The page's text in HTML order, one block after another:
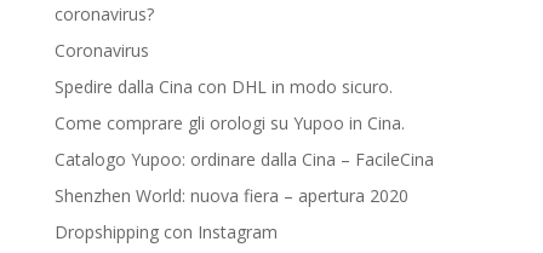
coronavirus?
Coronavirus
Spedire dalla Cina con DHL in modo sicuro.
Come comprare gli orologi su Yupoo in Cina.
Catalogo Yupoo: ordinare dalla Cina – FacileCina
Shenzhen World: nuova fiera – apertura 2020
Dropshipping con Instagram